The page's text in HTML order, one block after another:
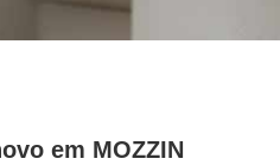
em MOZZIN